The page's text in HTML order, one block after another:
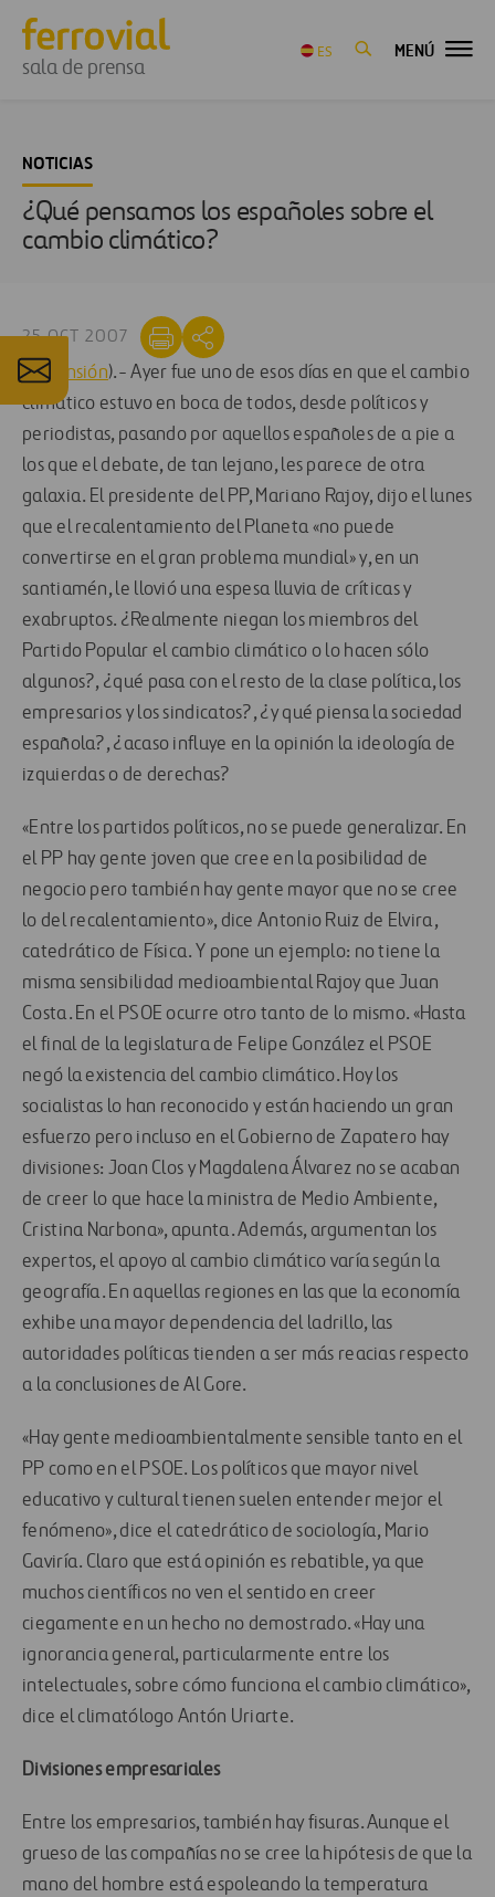
sala de prensa
ES MENÚ
NOTICIAS
¿Qué pensamos los españoles sobre el
cambio climático?
25 OCT 2007
(Expansión).- Ayer fue uno de esos días en que el cambio
climático estuvo en boca de todos, desde políticos y
periodistas, pasando por aquellos españoles de a pie a
los que el debate, de tan lejano, les parece de otra
galaxia. El presidente del PP, Mariano Rajoy, dijo el lunes
que el recalentamiento del Planeta «no puede
convertirse en el gran problema mundial» y, en un
santiamén, le llovió una espesa lluvia de críticas y
exabruptos. ¿Realmente niegan los miembros del
Partido Popular el cambio climático o lo hacen sólo
algunos?, ¿qué pasa con el resto de la clase política, los
empresarios y los sindicatos?, ¿y qué piensa la sociedad
española?, ¿acaso influye en la opinión la ideología de
izquierdas o de derechas?
«Entre los partidos políticos, no se puede generalizar. En
el PP hay gente joven que cree en la posibilidad de
negocio pero también hay gente mayor que no se cree
lo del recalentamiento», dice Antonio Ruiz de Elvira,
catedrático de Física. Y pone un ejemplo: no tiene la
misma sensibilidad medioambiental Rajoy que Juan
Costa. En el PSOE ocurre otro tanto de lo mismo. «Hasta
el final de la legislatura de Felipe González el PSOE
negó la existencia del cambio climático. Hoy los
socialistas lo han reconocido y están haciendo un gran
esfuerzo pero incluso en el Gobierno de Zapatero hay
divisiones: Joan Clos y Magdalena Álvarez no se acaban
de creer lo que hace la ministra de Medio Ambiente,
Cristina Narbona», apunta. Además, argumentan los
expertos, el apoyo al cambio climático varía según la
geografía. En aquellas regiones en las que la economía
exhibe una mayor dependencia del ladrillo, las
autoridades políticas tienden a ser más reacias respecto
a la conclusiones de Al Gore.
«Hay gente medioambientalmente sensible tanto en el
PP como en el PSOE. Los políticos que mayor nivel
educativo y cultural tienen suelen entender mejor el
fenómeno», dice el catedrático de sociología, Mario
Gaviría. Claro que está opinión es rebatible, ya que
muchos científicos no ven el sentido en creer
ciegamente en un hecho no demostrado. «Hay una
ignorancia general, particularmente entre los
intelectuales, sobre cómo funciona el cambio climático»,
dice el climatólogo Antón Uriarte.
Divisiones empresariales
Entre los empresarios, también hay fisuras. Aunque el
grueso de las compañías no se cree la hipótesis de que la
mano del hombre está espoleando la temperatura